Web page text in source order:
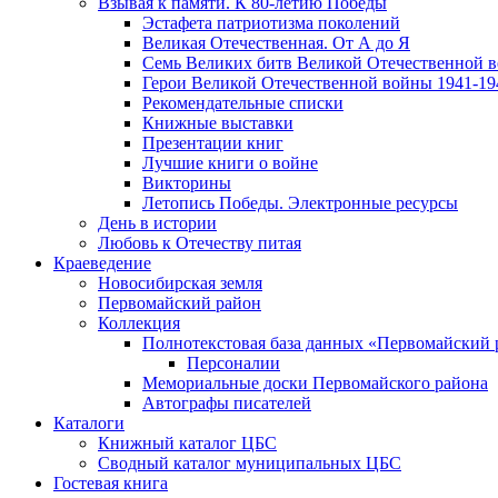
Эcтафета патриотизма поколений
Великая Отечественная. От А до Я
Семь Великих битв Великой Отечественной
Герои Великой Отечественной войны 1941-
Рекомендательные списки
Книжные выставки
Презентации книг
Лучшие книги о войне
Викторины
Летопись Победы. Электронные ресурсы
День в истории
Любовь к Отечеству питая
Краеведение
Новосибирская земля
Первомайский район
Коллекция
Полнотекстовая база данных «Первомайский
Персоналии
Мемориальные доски Первомайского района
Автографы писателей
Каталоги
Книжный каталог ЦБС
Сводный каталог муниципальных ЦБС
Гостевая книга